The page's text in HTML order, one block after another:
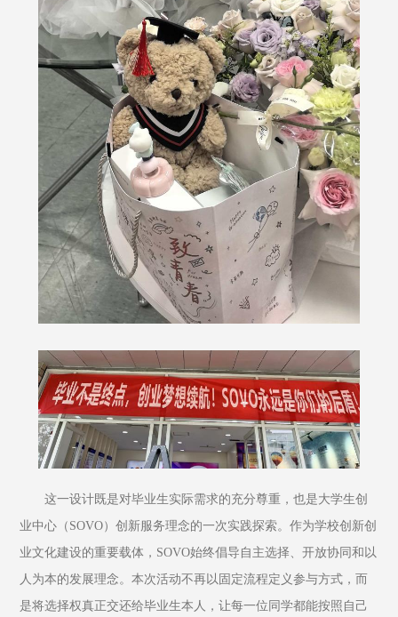
这一设计既是对毕业生实际需求的充分尊重，也是大学生创
业中心（SOVO）创新服务理念的一次实践探索。作为学校创新创
业文化建设的重要载体，SOVO始终倡导自主选择、开放协同和以
人为本的发展理念。本次活动不再以固定流程定义参与方式，而
是将选择权真正交还给毕业生本人，让每一位同学都能按照自己